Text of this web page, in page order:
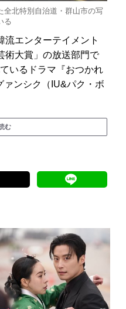
全北特別自治道・群山市の写
る
流エンターテイメント
術大賞」の放送部門で
いるドラマ『おつかれ
ァンシク（IU&パク・ボ
む